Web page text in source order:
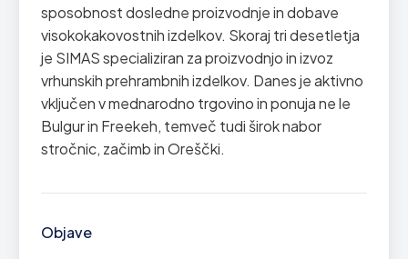
sposobnost dosledne proizvodnje in dobave
visokokakovostnih izdelkov. Skoraj tri desetletja
je SIMAS specializiran za proizvodnjo in izvoz
vrhunskih prehrambnih izdelkov. Danes je aktivno
vključen v mednarodno trgovino in ponuja ne le
Bulgur in Freekeh, temveč tudi širok nabor
stročnic, začimb in Oreščki.
Objave